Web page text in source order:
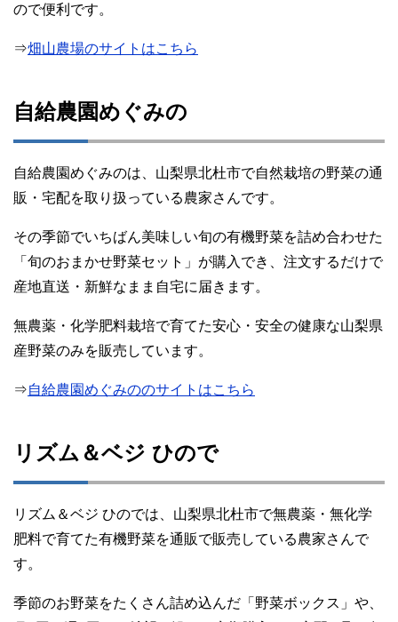
ので便利です。
⇒畑山農場のサイトはこちら
自給農園めぐみの
自給農園めぐみのは、山梨県北杜市で自然栽培の野菜の通
販・宅配を取り扱っている農家さんです。
その季節でいちばん美味しい旬の有機野菜を詰め合わせた
「旬のおまかせ野菜セット」が購入でき、注文するだけで
産地直送・新鮮なまま自宅に届きます。
無農薬・化学肥料栽培で育てた安心・安全の健康な山梨県
産野菜のみを販売しています。
⇒自給農園めぐみののサイトはこちら
リズム＆ベジ ひので
リズム＆ベジ ひのでは、山梨県北杜市で無農薬・無化学
肥料で育てた有機野菜を通販で販売している農家さんで
す。
季節のお野菜をたくさん詰め込んだ「野菜ボックス」や、